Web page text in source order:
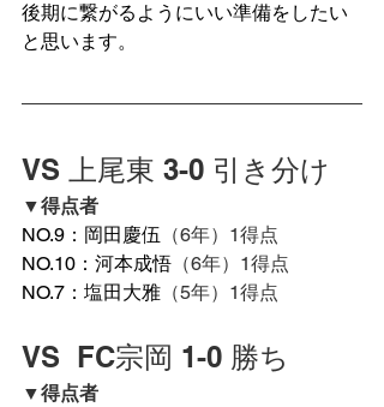
後期に繋がるようにいい準備をしたい
と思います。
VS 上尾東 3-0 引き分け
▼得点者
NO.9：岡田慶伍 （6年）1得点
NO.10：河本成悟 （6年）1得点
NO.7：塩田大雅 （5年）1得点
VS  FC宗岡 1-0 勝ち
▼得点者